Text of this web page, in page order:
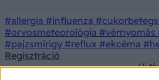
#allergia #influenza
#orvosmeteorológia #vérnyomás
#pajzsmirigy #reflux #ekcéma
Regisztráció
Új